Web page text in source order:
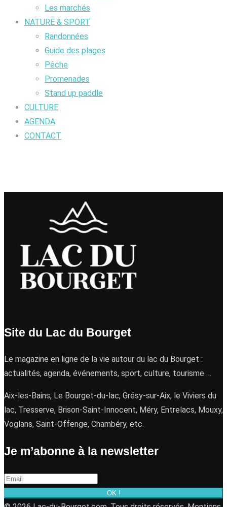
Les marchés
NATURE & SPORT
Randonnées
Guide des plages
Pêche
Promenades
Stand up paddle
CULTURE
AGENDA
CONTACT
Site du Lac du Bourget
Le magazine en ligne de la vie autour du lac du Bourget :
actualités, agenda, événements, sport, culture, tourisme …
Aix-les-Bains, Le Bourget-du-lac, Grésy-sur-Aix, le Viviers du
lac, Tresserve, Brison-Saint-Innocent, Méry, Entrelacs, Mouxy,
Voglans, Saint-Offenge, Chambéry, etc.
Je m’abonne à la newsletter
OK !